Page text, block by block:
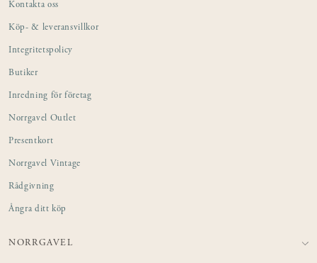
Kontakta oss
Köp- & leveransvillkor
Integritetspolicy
Butiker
Inredning för företag
Norrgavel Outlet
Presentkort
Norrgavel Vintage
Rådgivning
Ångra ditt köp
NORRGAVEL